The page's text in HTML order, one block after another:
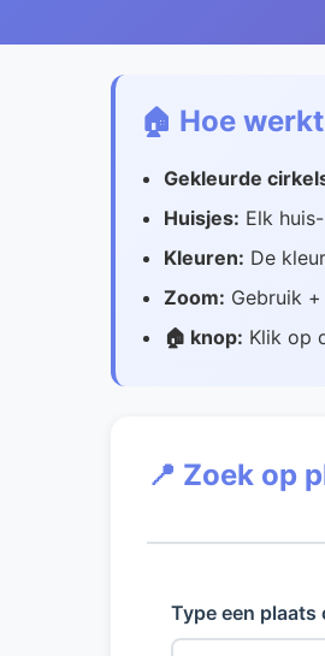
🏠 Hoe
Gekleurde
Huisjes: Elk
Kleuren: De
Zoom: Gebruik
🏠 knop: Klik op
📍 Zoek op
Type een plaats